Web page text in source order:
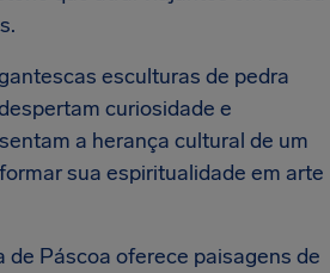
esculturas de pedra
curiosidade e
a herança cultural de um
sua espiritualidade em arte
de Páscoa oferece paisagens de